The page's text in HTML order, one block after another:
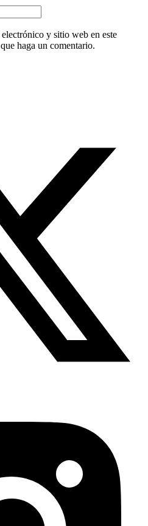
y sitio web en este
haga un comentario.